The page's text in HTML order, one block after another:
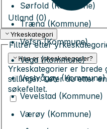
Sørfold (Kommune)
Træna (Kommune)
Vefsn (Kommune)
Vega (Kommune)
Vestvågøy (Kommune)
Vevelstad (Kommune)
Værøy (Kommune)
Utland (0)
Yrkeskategori
Filtrer etter
Hva er yrkeskategorier?
Yrkeskategorier er
stillinger. Leter du etter
søkefeltet.